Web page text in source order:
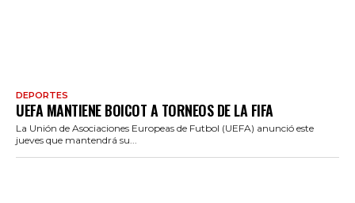
DEPORTES
UEFA MANTIENE BOICOT A TORNEOS DE LA FIFA
La Unión de Asociaciones Europeas de Futbol (UEFA) anunció este
jueves que mantendrá su...